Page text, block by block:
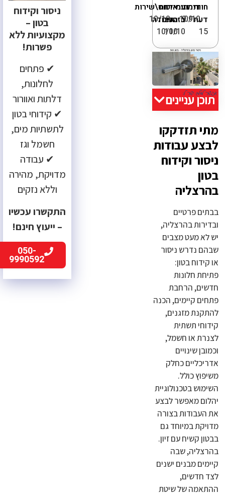
חוות
דעת
15
דירוג
10/10
מחיר
9.9
עמידה
בזמנים
10/10
איכות
העבודה
10/10
יחס\שירות
10/10
תוכן עניינים
מתי תזדקקו
לבצע עבודות
ניסור וקידוח
בטון
בהרצליה
בבתים פרטיים
ובדירות בהרצליה,
יש לא מעט מצבים
שבהם נדרש ניסור
או קידוח בטון:
פתיחת חלונות
חדשים, הרחבת
פתחים קיימים, הכנה
להתקנת מזגנים,
קידוחי תשתית
לצנרת או חשמל,
וכמובן שינויים
אדריכליים כחלק
משיפוץ כולל.
השימוש בטכנולוגיית
יהלום מאפשר לבצע
את העבודות בצורה
מדויקת במיוחד גם
בבטון קשיח עם זיון.
בהרצליה, שבה
קיימים מבנים ישנים
לצד חדשים,
ההתאמה של שיטת
ניסור וקידוח
בטון –
מקצועיות ללא
פשרות!
✔ פתחים
לחלונות,
דלתות ואוורור
✔ קידוחי בטון
לתשתיות מים,
חשמל וגז
✔ עבודה
מדויקת, מהירה
וללא נזקים
התקשרו עכשיו
– ייעוץ חינם!
050-
9990592